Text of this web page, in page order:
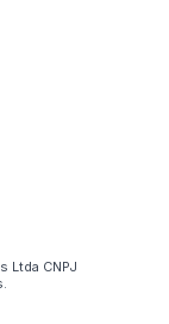
Ltda CNPJ